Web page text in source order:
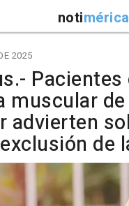
notimérica
2025
Pacientes
muscular de
advierten
de